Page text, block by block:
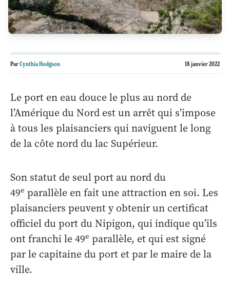
ParCynthia Hodgson 18 janvier 2022
Le port en eau douce le plus au nord de
l’Amérique du Nord est un arrêt qui s’impose
à tous les plaisanciers qui naviguent le long
de la côte nord du lac Supérieur.
Son statut de seul port au nord du
49e parallèle en fait une attraction en soi. Les
plaisanciers peuvent y obtenir un certificat
officiel du port du Nipigon, qui indique qu’ils
ont franchi le 49e parallèle, et qui est signé
par le capitaine du port et par le maire de la
ville.